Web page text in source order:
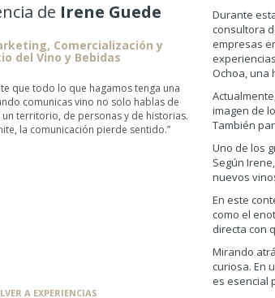
de Irene Guede
Comercialización y
del Vino y Bebidas
que todo lo que hagamos tenga una
comunicas vino no solo hablas de
territorio, de personas y de historias.
la comunicación pierde sentido.”
Durante
consultora
empresas
Ochoa, una
imagen de
También
Uno de los
Según
nuevos
En este
como el
directa con
Mirando
curiosa. En
es esencial
A EXPERIENCIAS